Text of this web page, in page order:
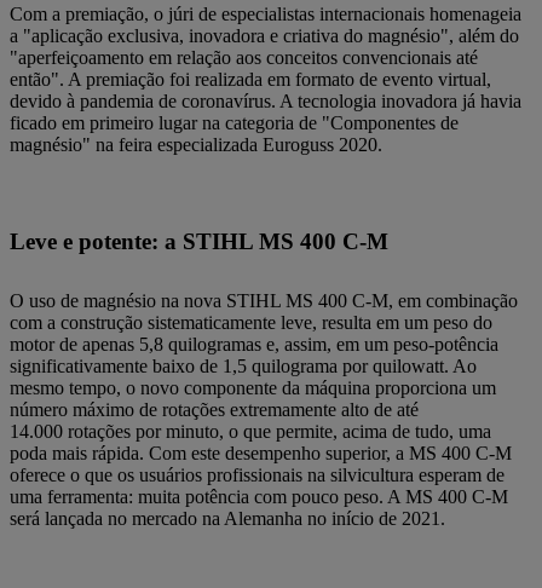
Com a premiação, o júri de especialistas internacionais homenageia
a "aplicação exclusiva, inovadora e criativa do magnésio", além do
"aperfeiçoamento em relação aos conceitos convencionais até
então". A premiação foi realizada em formato de evento virtual,
devido à pandemia de coronavírus. A tecnologia inovadora já havia
ficado em primeiro lugar na categoria de "Componentes de
magnésio" na feira especializada Euroguss 2020.
Leve e potente: a STIHL MS 400 C-M
O uso de magnésio na nova STIHL MS 400 C-M, em combinação
com a construção sistematicamente leve, resulta em um peso do
motor de apenas 5,8 quilogramas e, assim, em um peso-potência
significativamente baixo de 1,5 quilograma por quilowatt. Ao
mesmo tempo, o novo componente da máquina proporciona um
número máximo de rotações extremamente alto de até
14.000 rotações por minuto, o que permite, acima de tudo, uma
poda mais rápida. Com este desempenho superior, a MS 400 C-M
oferece o que os usuários profissionais na silvicultura esperam de
uma ferramenta: muita potência com pouco peso. A MS 400 C-M
será lançada no mercado na Alemanha no início de 2021.